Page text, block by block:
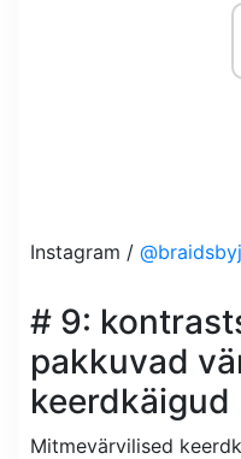
Instagram /
# 9:
pakkuvad
keerdkäigud
Mitmevärvilised